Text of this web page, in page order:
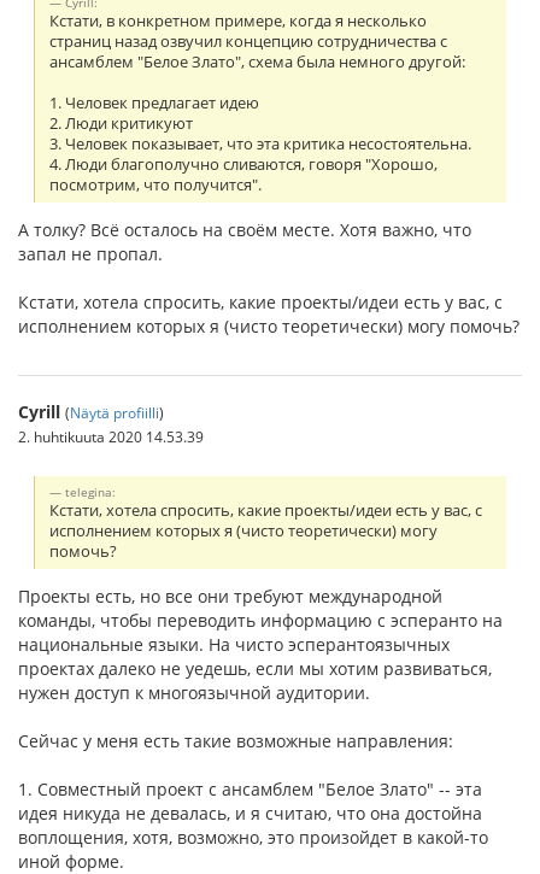
Кстати, в конкретном примере, когда я несколько
страниц назад озвучил концепцию сотрудничества с
ансамблем "Белое Злато", схема была немного другой:
1. Человек предлагает идею
2. Люди критикуют
3. Человек показывает, что эта критика несостоятельна.
4. Люди благополучно сливаются, говоря "Хорошо,
посмотрим, что получится".
А толку? Всё осталось на своём месте. Хотя важно, что
запал не пропал.
Кстати, хотела спросить, какие проекты/идеи есть у вас, с
исполнением которых я (чисто теоретически) могу помочь?
Cyrill (Näytä profiilli)
2. huhtikuuta 2020 14.53.39
telegina:
Кстати, хотела спросить, какие проекты/идеи есть у вас, с
исполнением которых я (чисто теоретически) могу
помочь?
Проекты есть, но все они требуют международной
команды, чтобы переводить информацию с эсперанто на
национальные языки. На чисто эсперантоязычных
проектах далеко не уедешь, если мы хотим развиваться,
нужен доступ к многоязычной аудитории.
Сейчас у меня есть такие возможные направления:
1. Совместный проект с ансамблем "Белое Злато" -- эта
идея никуда не девалась, и я считаю, что она достойна
воплощения, хотя, возможно, это произойдет в какой-то
иной форме.